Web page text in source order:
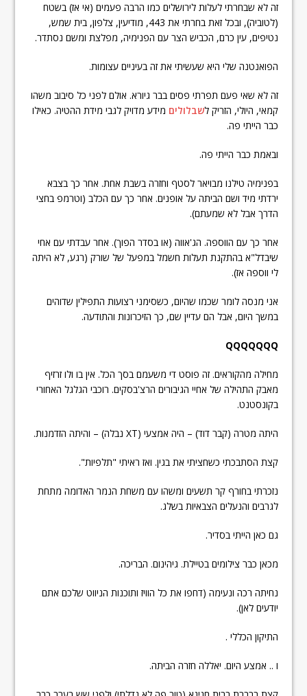
זה לא שבחרתי לעלות לירושלים כמו הרבה פעמים (אי אז) בשטח
(לטוביה), ובכל זאת בחרתי את 443, מודיעין, צלפון, בית שמש,
נטיפים, עין כרם, הכביש הצר עם הפנימיה, מפלצת ומשם נסתדר.
הפואנטנה שלי היא שעשיתי את זה בעיניים עצומות.
זה לא שאי פעם תפרתי פסים בבר גיורא. אולם לפני כל סיבוב משהו
קמאי, היולי, הזריק לשבלולים מידע מדויק לגבי מידת ההטיה. כאילו
כבר הייתי פה.
ובאמת כבר הייתי פה.
בפנימיה טילנו מבויאר לסטף וחזרה בשבת אחת. אחר כך בצבא
ירדתי מיד ושם הביתה על אופנים. אחר כך עם הכלב (וטרמפ בחצי
הדרך אבל לא שמעתם).
אחר כך עם הווספה. הג'אווה (או בסדר הפוך). אחר עבדתי עם אחי
שיבדל"א בהתקנת תעלות חשמל במפעל של שורק (רגע, לא היתה
לי ווספה אז).
אני מנסה לומר שכמו שהיום, כשסימני רצועות התפילין שדוהים
במשך היום, אבל הם עדיין שם, כך הזיכרונות והתודעה.
QQQQQQQ
מחילה מהקוראים. זה פוסט די משעמם בסך הכל. אין בו ולו זרזיף
מאבק התהילה של אחיי הגיבורים הרצ'בסקים. רוכבי הגלגל האחורי
בקונסטנט.
היתה מטרה (קבר דוד) – היה אמצעי (XT נבלה) – והיתה הזדמנות.
קצת הסתבכתי כשחציתי את בגין. ואז ראיתי "תלפיות".
נזכרתי בחורף קר תשעים ומשהו עם משחת הנמר האדומה מתחת
לגרבים והנעלים הצבאיות בשלג.
גם כאן הייתי בסדיר.
מכאן כבר צילומים בטיילת. גיהינום. הבריכה.
נחיתה רכה ונעימה (דחפו את כל הוויז ותוכנות הניווט שלכם אתם
יודעים לאן).
התיקון הכללי .
ו .. אמצע היום. יאללה חזרה הביתה.